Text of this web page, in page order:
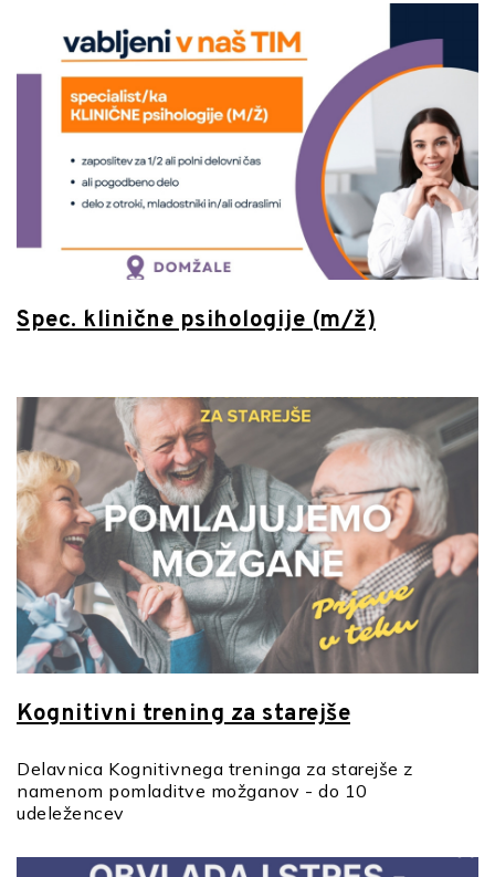
Spec. klinične psihologije (m/ž)
Kognitivni trening za starejše
Delavnica Kognitivnega treninga za starejše z
namenom pomladitve možganov - do 10
udeležencev